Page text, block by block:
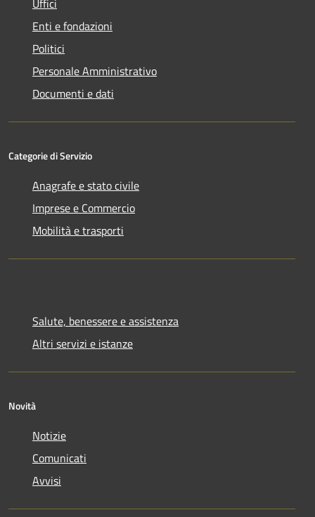
Uffici
Enti e fondazioni
Politici
Personale Amministrativo
Documenti e dati
Categorie di Servizio
Anagrafe e stato civile
Imprese e Commercio
Mobilità e trasporti
Salute, benessere e assistenza
Altri servizi e istanze
Novità
Notizie
Comunicati
Avvisi